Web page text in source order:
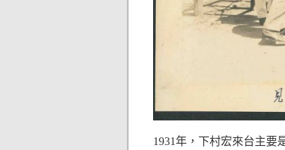
1931年，下村宏來台主要